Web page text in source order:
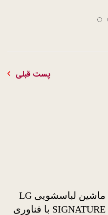
پست قبلی
ماشین لباسشویی LG
SIGNATURE با فناوری